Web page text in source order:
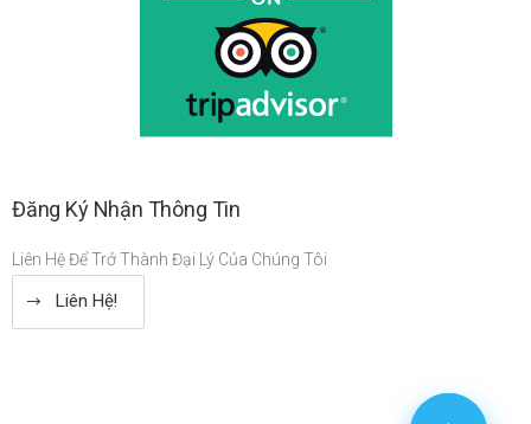
Đăng Ký Nhận Thông Tin
Liên Hệ Để Trở Thành Đại Lý Của Chúng Tôi
Liên Hệ!